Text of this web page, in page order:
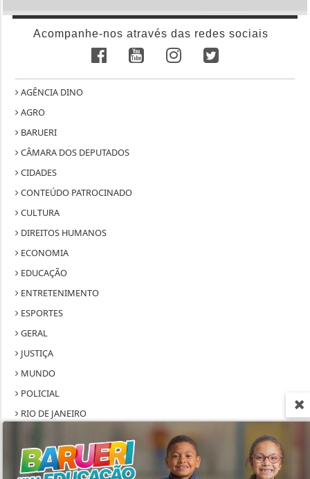
Acompanhe-nos através das redes sociais
AGÊNCIA DINO
AGRO
BARUERI
CÂMARA DOS DEPUTADOS
CIDADES
CONTEÚDO PATROCINADO
CULTURA
DIREITOS HUMANOS
ECONOMIA
EDUCAÇÃO
ENTRETENIMENTO
ESPORTES
GERAL
JUSTIÇA
MUNDO
POLICIAL
RIO DE JANEIRO
SAÚDE
TECNOLOGIA & INOVAÇÃO
Termos de Uso e Privacidade
Esse site utiliza cookies para melhorar sua